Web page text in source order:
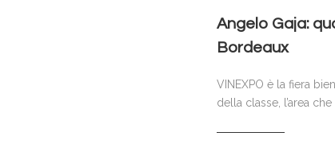
Angelo Gaja:
Bordeaux
VINEXPO è la fiera
della classe, l’area